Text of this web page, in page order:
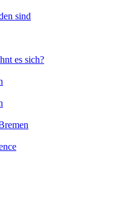
sind
es sich?